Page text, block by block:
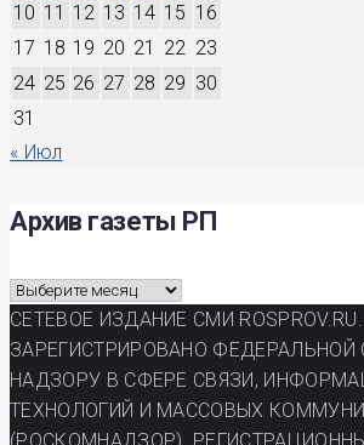
10 11 12 13 14 15 16
17 18 19 20 21 22 23
24 25 26 27 28 29 30
31
« Июл
Архив газеты РП
Архив
газеты
РП
СЕТЕВОЕ ИЗДАНИЕ СМИ ROSPROV.RU.
ЗАРЕГИСТРИРОВАНО
НАДЗОРУ В СФЕРЕ СВЯЗИ,
ТЕХНОЛОГИЙ И МАССОВЫХ